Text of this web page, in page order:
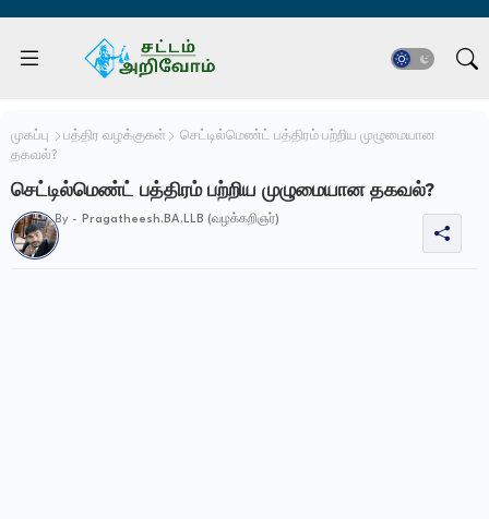
முகப்பு பத்திர வழக்குகள்
செட்டில்மெண்ட் பத்திரம் பற்றிய முழுமையான
தகவல்?
செட்டில்மெண்ட் பத்திரம் பற்றிய முழுமையான தகவல்?
By - Pragatheesh.BA.LLB (வழக்கறிஞர்)